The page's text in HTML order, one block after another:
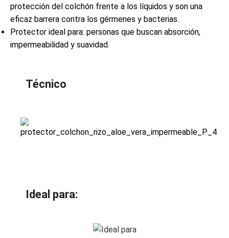
protección del colchón frente a los líquidos y son una
eficaz barrera contra los gérmenes y bacterias.
Protector ideal para: personas que buscan absorción,
impermeabilidad y suavidad.
Técnico
Ideal para: